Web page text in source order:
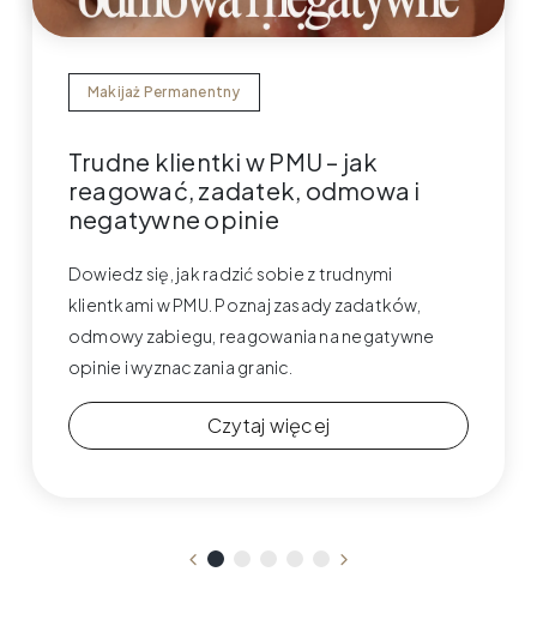
Makijaż Permanentny
Trudne klientki w PMU – jak
reagować, zadatek, odmowa i
negatywne opinie
Dowiedz się, jak radzić sobie z trudnymi
klientkami w PMU. Poznaj zasady zadatków,
odmowy zabiegu, reagowania na negatywne
opinie i wyznaczania granic.
Czytaj więcej